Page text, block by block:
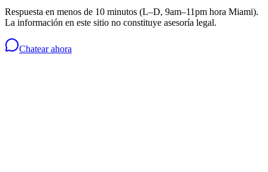
Respuesta en menos de 10 minutos (L–D, 9am–11pm hora Miami).
La información en este sitio no constituye asesoría legal.
Chatear ahora